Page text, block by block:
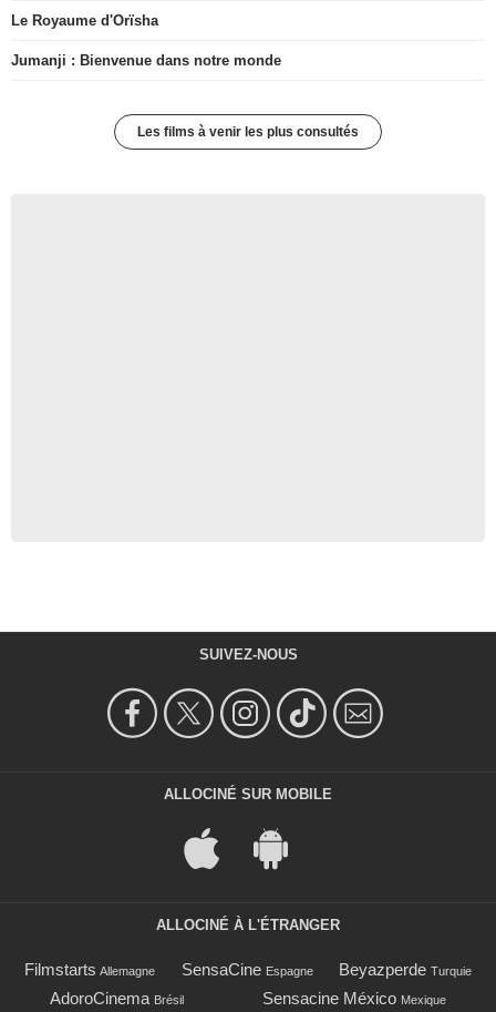
Le Royaume d'Orïsha
Jumanji : Bienvenue dans notre monde
Les films à venir les plus consultés
SUIVEZ-NOUS
ALLOCINÉ SUR MOBILE
ALLOCINÉ À L'ÉTRANGER
Filmstarts Allemagne SensaCine Espagne Beyazperde Turquie
AdoroCinema Brésil Sensacine México Mexique